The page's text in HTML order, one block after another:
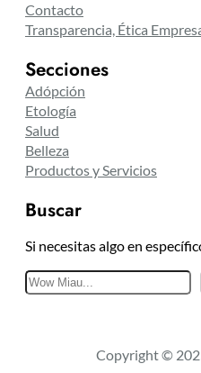
Contacto
Transparencia, Ética
Secciones
Adópción
Etología
Salud
Belleza
Productos y Servicios
Buscar
Si necesitas algo en
B
Copyright ©